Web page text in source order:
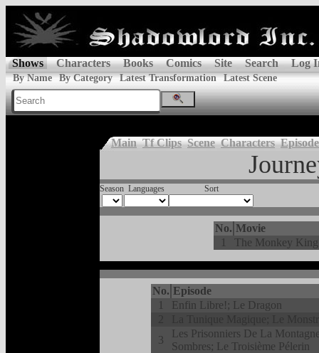
Shows Characters Books Comics Site Search Log
By Name By Category Latest Transformation Latest Scene
Main Tf Clips Scene Characters
Season Languages Sort
No. Movie
1
The Monkey King
No. Episode
1
Enfin Libre!; Le Dragon
3
Les Prisonniers De La
Sombres; Le Troisième Pélerin